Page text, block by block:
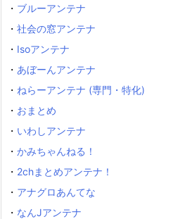
・ ブルーアンテナ
・ 社会の窓アンテナ
・ Isoアンテナ
・ あぼーんアンテナ
・ ねらーアンテナ (専門・特化)
・ おまとめ
・ いわしアンテナ
・ かみちゃんねる！
・ 2chまとめアンテナ！
・ アナグロあんてな
・ なんJアンテナ